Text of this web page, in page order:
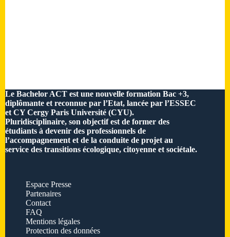
Le Bachelor ACT est une nouvelle formation Bac +3,
diplômante et reconnue par l’Etat, lancée par l’ESSEC
et CY Cergy Paris Université (CYU).
Pluridisciplinaire, son objectif est de former des
étudiants à devenir des professionnels de
l’accompagnement et de la conduite de projet au
service des transitions écologique, citoyenne et sociétale.
Espace Presse
Partenaires
Contact
FAQ
Mentions légales
Protection des données